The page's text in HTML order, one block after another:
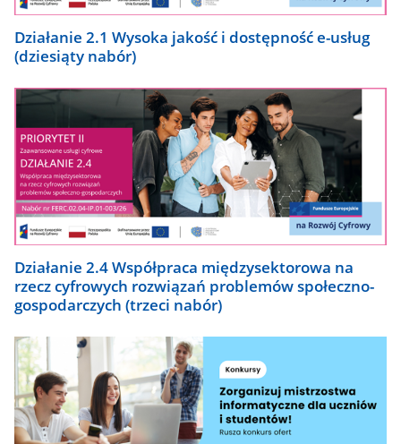
Działanie 2.1 Wysoka jakość i dostępność e-usług
(dziesiąty nabór)
Działanie 2.4 Współpraca międzysektorowa na
rzecz cyfrowych rozwiązań problemów społeczno-
gospodarczych (trzeci nabór)